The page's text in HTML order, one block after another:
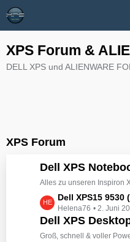
XPS Forum &
DELL XPS und ALIENWARE
XPS Forum
Dell XPS
Alles zu unseren Inspiron
L
e
t
z
Dell XPS15 9530 (neue Gen) startet nicht - kein
Helena76 2. Juni
Dell XPS
Groß, schnell & voller